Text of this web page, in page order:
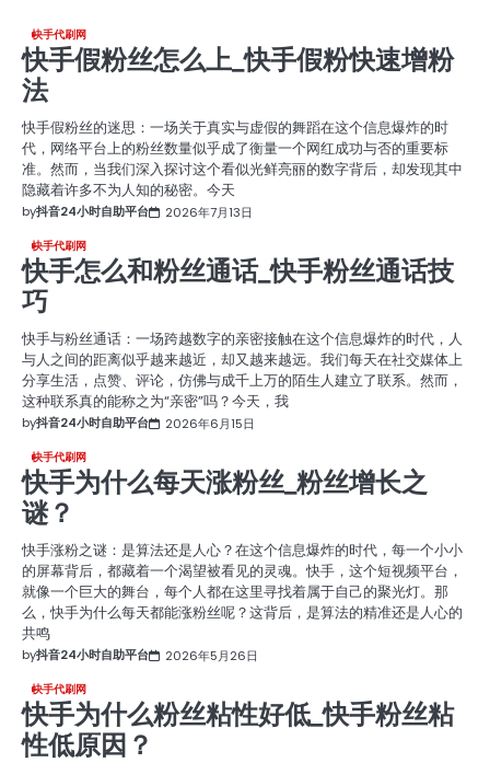
快手代刷网
快手假粉丝怎么上_快手假粉快速增粉
法
快手假粉丝的迷思：一场关于真实与虚假的舞蹈在这个信息爆炸的时
代，网络平台上的粉丝数量似乎成了衡量一个网红成功与否的重要标
准。然而，当我们深入探讨这个看似光鲜亮丽的数字背后，却发现其中
隐藏着许多不为人知的秘密。今天
by抖音24小时自助平台 2026年7月13日
快手代刷网
快手怎么和粉丝通话_快手粉丝通话技
巧
快手与粉丝通话：一场跨越数字的亲密接触在这个信息爆炸的时代，人
与人之间的距离似乎越来越近，却又越来越远。我们每天在社交媒体上
分享生活，点赞、评论，仿佛与成千上万的陌生人建立了联系。然而，
这种联系真的能称之为“亲密”吗？今天，我
by抖音24小时自助平台 2026年6月15日
快手代刷网
快手为什么每天涨粉丝_粉丝增长之
谜？
快手涨粉之谜：是算法还是人心？在这个信息爆炸的时代，每一个小小
的屏幕背后，都藏着一个渴望被看见的灵魂。快手，这个短视频平台，
就像一个巨大的舞台，每个人都在这里寻找着属于自己的聚光灯。那
么，快手为什么每天都能涨粉丝呢？这背后，是算法的精准还是人心的
共鸣
by抖音24小时自助平台 2026年5月26日
快手代刷网
快手为什么粉丝粘性好低_快手粉丝粘
性低原因？